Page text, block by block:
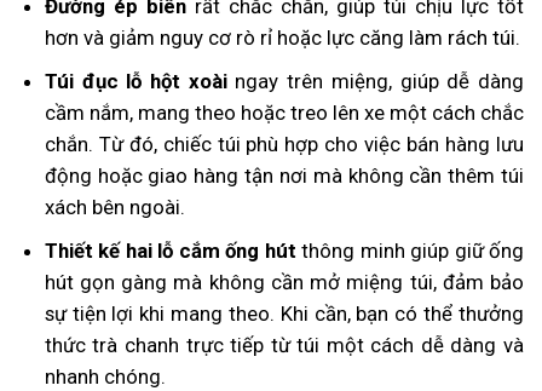
Đường ép biênrất chắc chắn, giúp túi chịu lực tốt
hơn và giảm nguy cơ rò rỉ hoặc lực căng làm rách túi.
Túi đục lỗ hột xoàingay trên miệng, giúp dễ dàng
cầm nắm, mang theo hoặc treo lên xe một cách chắc
chắn. Từ đó, chiếc túi phù hợp cho việc bán hàng lưu
động hoặc giao hàng tận nơi mà không cần thêm túi
xách bên ngoài.
Thiết kế hai lỗ cắm ống hútthông minh giúp giữ ống
hút gọn gàng mà không cần mở miệng túi, đảm bảo
sự tiện lợi khi mang theo. Khi cần, bạn có thể thưởng
thức trà chanh trực tiếp từ túi một cách dễ dàng và
nhanh chóng.